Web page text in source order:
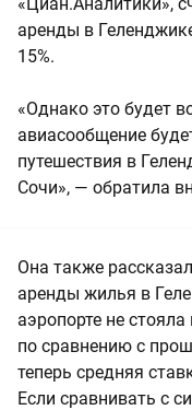
аренды в
15%.
«Однако это будет
авиасообщение
путешествия в
Сочи», — обратила
Она также
аренды жилья в
аэропорте не
по сравнению с
теперь средняя
Если сравнивать с